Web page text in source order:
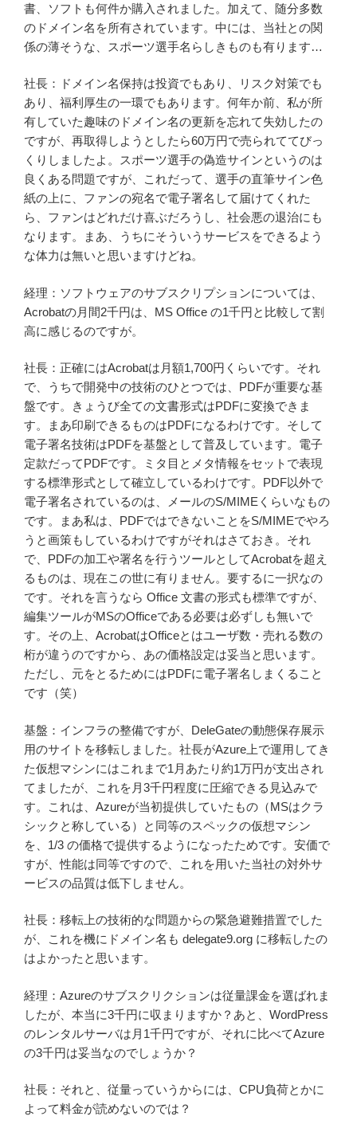
書、ソフトも何件か購入されました。加えて、随分多数
のドメイン名を所有されています。中には、当社との関
係の薄そうな、スポーツ選手名らしきものも有ります…
社長：ドメイン名保持は投資でもあり、リスク対策でも
あり、福利厚生の一環でもあります。何年か前、私が所
有していた趣味のドメイン名の更新を忘れて失効したの
ですが、再取得しようとしたら60万円で売られててびっ
くりしましたよ。スポーツ選手の偽造サインというのは
良くある問題ですが、これだって、選手の直筆サイン色
紙の上に、ファンの宛名で電子署名して届けてくれた
ら、ファンはどれだけ喜ぶだろうし、社会悪の退治にも
なります。まあ、うちにそういうサービスをできるよう
な体力は無いと思いますけどね。
経理：ソフトウェアのサブスクリプションについては、
Acrobatの月間2千円は、MS Office の1千円と比較して割
高に感じるのですが。
社長：正確にはAcrobatは月額1,700円くらいです。それ
で、うちで開発中の技術のひとつでは、PDFが重要な基
盤です。きょうび全ての文書形式はPDFに変換できま
す。まあ印刷できるものはPDFになるわけです。そして
電子署名技術はPDFを基盤として普及しています。電子
定款だってPDFです。ミタ目とメタ情報をセットで表現
する標準形式として確立しているわけです。PDF以外で
電子署名されているのは、メールのS/MIMEくらいなもの
です。まあ私は、PDFではできないことをS/MIMEでやろ
うと画策もしているわけですがそれはさておき。それ
で、PDFの加工や署名を行うツールとしてAcrobatを超え
るものは、現在この世に有りません。要するに一択なの
です。それを言うなら Office 文書の形式も標準ですが、
編集ツールがMSのOfficeである必要は必ずしも無いで
す。その上、AcrobatはOfficeとはユーザ数・売れる数の
桁が違うのですから、あの価格設定は妥当と思います。
ただし、元をとるためにはPDFに電子署名しまくること
です（笑）
基盤：インフラの整備ですが、DeleGateの動態保存展示
用のサイトを移転しました。社長がAzure上で運用してき
た仮想マシンにはこれまで1月あたり約1万円が支出され
てましたが、これを月3千円程度に圧縮できる見込みで
す。これは、Azureが当初提供していたもの（MSはクラ
シックと称している）と同等のスペックの仮想マシン
を、1/3 の価格で提供するようになったためです。安価で
すが、性能は同等ですので、これを用いた当社の対外サ
ービスの品質は低下しません。
社長：移転上の技術的な問題からの緊急避難措置でした
が、これを機にドメイン名も delegate9.org に移転したの
はよかったと思います。
経理：Azureのサブスクリクションは従量課金を選ばれま
したが、本当に3千円に収まりますか？あと、WordPress
のレンタルサーバは月1千円ですが、それに比べてAzure
の3千円は妥当なのでしょうか？
社長：それと、従量っていうからには、CPU負荷とかに
よって料金が読めないのでは？